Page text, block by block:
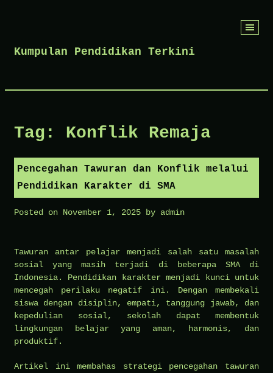
Kumpulan Pendidikan Terkini
Tag: Konflik Remaja
Pencegahan Tawuran dan Konflik melalui
Pendidikan Karakter di SMA
Posted on November 1, 2025 by admin
Tawuran antar pelajar menjadi salah satu masalah
sosial yang masih terjadi di beberapa SMA di
Indonesia. Pendidikan karakter menjadi kunci untuk
mencegah perilaku negatif ini. Dengan membekali
siswa dengan disiplin, empati, tanggung jawab, dan
kepedulian sosial, sekolah dapat membentuk
lingkungan belajar yang aman, harmonis, dan
produktif.
Artikel ini membahas strategi pencegahan tawuran